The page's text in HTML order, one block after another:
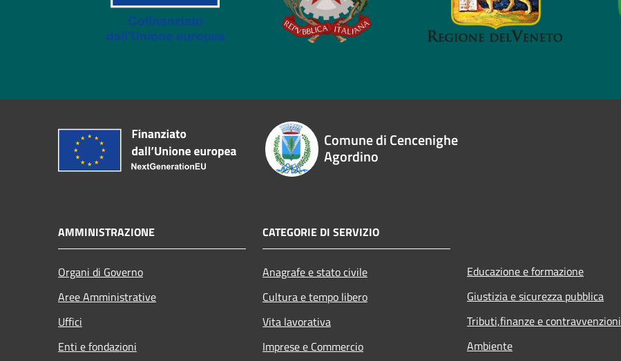
Comune di Cencenighe
Agordino
AMMINISTRAZIONE
Organi di Governo
Aree Amministrative
Uffici
Enti e fondazioni
CATEGORIE DI SERVIZIO
Anagrafe e stato civile
Cultura e tempo libero
Vita lavorativa
Imprese e Commercio
Educazione e formazione
Giustizia e sicurezza pubblica
Tributi,finanze e contravvenzioni
Ambiente